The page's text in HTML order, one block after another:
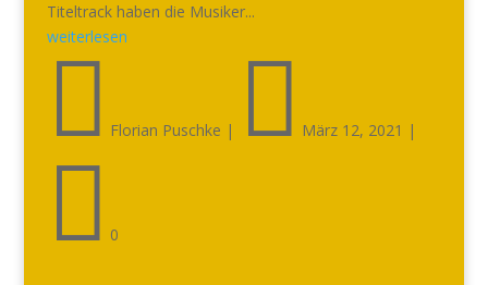
Titeltrack haben die Musiker...
weiterlesen
 Florian Puschke |  März 12, 2021 |
 0